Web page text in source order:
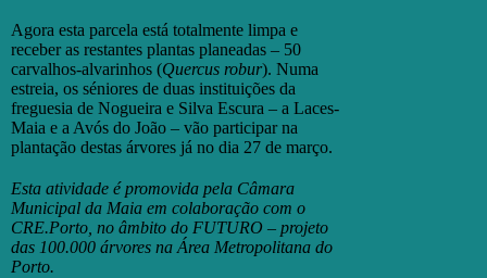
Agora esta parcela está totalmente limpa e
receber as restantes plantas planeadas – 50
carvalhos-alvarinhos (Quercus robur). Numa
estreia, os séniores de duas instituições da
freguesia de Nogueira e Silva Escura – a Laces-
Maia e a Avós do João – vão participar na
plantação destas árvores já no dia 27 de março.
Esta atividade é promovida pela Câmara
Municipal da Maia em colaboração com o
CRE.Porto, no âmbito do FUTURO – projeto
das 100.000 árvores na Área Metropolitana do
Porto.